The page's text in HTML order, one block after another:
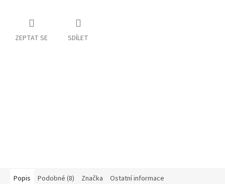
ZEPTAT SE SDÍLET
Popis Podobné (8) Značka Ostatní informace